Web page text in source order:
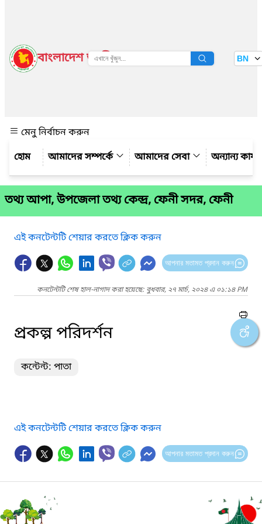
বাংলাদেশ জাতীয় তথ্য বাতায়ন BN
মেনু নির্বাচন করুন
আমাদের সম্পর্কে
আমাদের সেবা অন্যান্য
তথ্য আপা, উপজেলা তথ্য কেন্দ্র, ফেনী সদর, ফেনী
এই কনটেন্টটি শেয়ার করতে ক্লিক করুন
আপনার মতামত প্রদান করুন
কনটেন্টটি শেষ হাল-নাগাদ করা হয়েছে: বুধবার, ২৭ মার্চ, ২০২৪ এ ০১:১৪ PM
প্রকল্প পরিদর্শন
কন্টেন্ট: পাতা
এই কনটেন্টটি শেয়ার করতে ক্লিক করুন
আপনার মতামত প্রদান করুন